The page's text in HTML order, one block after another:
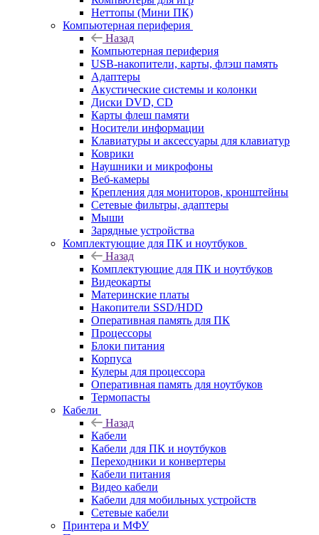
Неттопы (Мини ПК)
Компьютерная периферия
Назад
Компьютерная периферия
USB-накопители, карты, флэш память
Адаптеры
Акустические системы и колонки
Диски DVD, CD
Карты флеш памяти
Носители информации
Клавиатуры и аксессуары для клавиатур
Коврики
Наушники и микрофоны
Веб-камеры
Крепления для мониторов, кронштейны
Сетевые фильтры, адаптеры
Мыши
Зарядные устройства
Комплектующие для ПК и ноутбуков
Назад
Комплектующие для ПК и ноутбуков
Видеокарты
Материнские платы
Накопители SSD/HDD
Оперативная память для ПК
Процессоры
Блоки питания
Корпуса
Кулеры для процессора
Оперативная память для ноутбуков
Термопасты
Кабели
Назад
Кабели
Кабели для ПК и ноутбуков
Переходники и конвертеры
Кабели питания
Видео кабели
Кабели для мобильных устройств
Сетевые кабели
Принтера и МФУ